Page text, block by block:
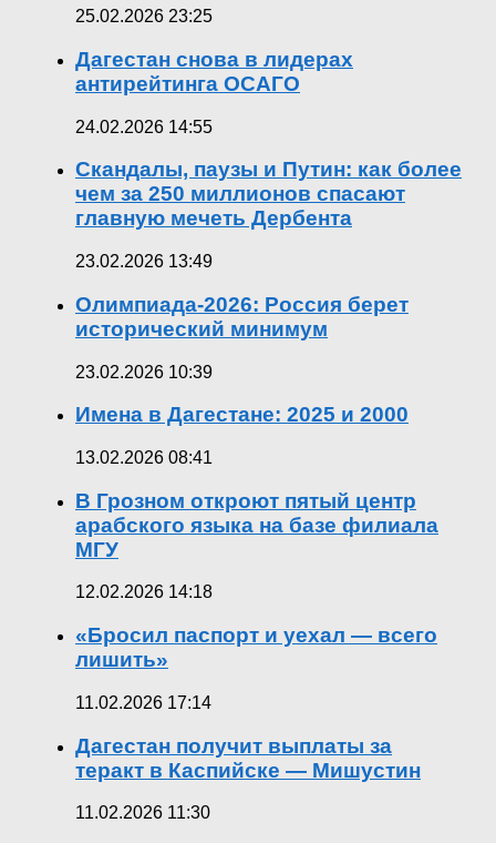
25.02.2026 23:25
Дагестан снова в лидерах
антирейтинга ОСАГО
24.02.2026 14:55
Скандалы, паузы и Путин: как более
чем за 250 миллионов спасают
главную мечеть Дербента
23.02.2026 13:49
Олимпиада-2026: Россия берет
исторический минимум
23.02.2026 10:39
Имена в Дагестане: 2025 и 2000
13.02.2026 08:41
В Грозном откроют пятый центр
арабского языка на базе филиала
МГУ
12.02.2026 14:18
«Бросил паспорт и уехал — всего
лишить»
11.02.2026 17:14
Дагестан получит выплаты за
теракт в Каспийске — Мишустин
11.02.2026 11:30